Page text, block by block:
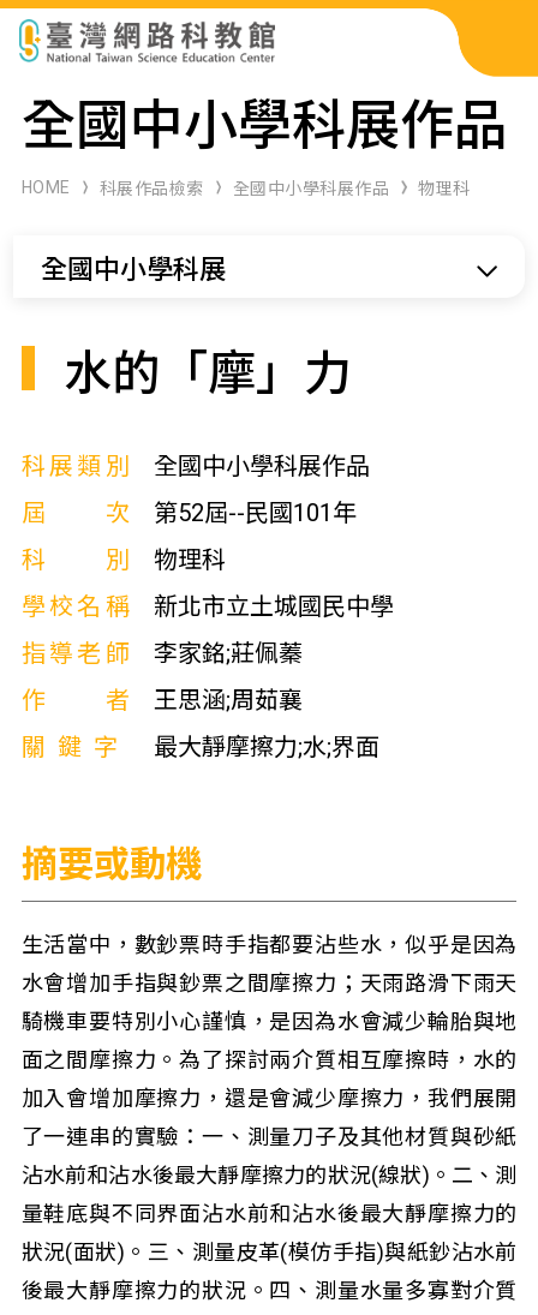
科展作品檢索
科學研習月刊
全國中小學科展作品
HOME 科展作品檢索 全國中小學科展作品 物理科
全國中小學科展
水的「摩」力
科展類別
全國中小學科展作品
屆次
第52屆--民國101年
科別
物理科
學校名稱
新北市立土城國民中學
指導老師
李家銘;莊佩蓁
作者
王思涵;周茹襄
關鍵字
最大靜摩擦力;水;界面
摘要或動機
生活當中，數鈔票時手指都要沾些水，似乎是因為
水會增加手指與鈔票之間摩擦力；天雨路滑下雨天
騎機車要特別小心謹慎，是因為水會減少輪胎與地
面之間摩擦力。為了探討兩介質相互摩擦時，水的
加入會增加摩擦力，還是會減少摩擦力，我們展開
了一連串的實驗：一、測量刀子及其他材質與砂紙
沾水前和沾水後最大靜摩擦力的狀況(線狀)。二、測
量鞋底與不同界面沾水前和沾水後最大靜摩擦力的
狀況(面狀)。三、測量皮革(模仿手指)與紙鈔沾水前
後最大靜摩擦力的狀況。四、測量水量多寡對介質